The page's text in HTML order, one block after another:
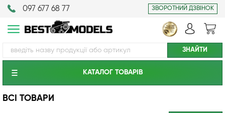
097 677 68 77 ЗВОРОТНИЙ ДЗВІНОК
КАТАЛОГ ТОВАРIВ
ВСІ ТОВАРИ